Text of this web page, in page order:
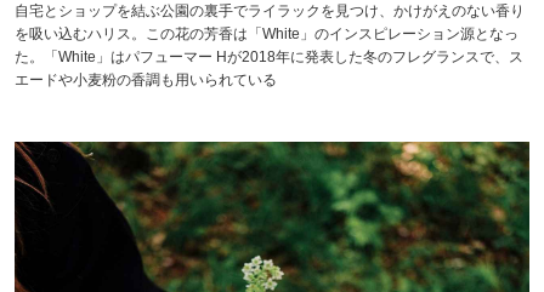
自宅とショップを結ぶ公園の裏手でライラックを見つけ、かけがえのない香り
を吸い込むハリス。この花の芳香は「White」のインスピレーション源となっ
た。「White」はパフューマー Hが2018年に発表した冬のフレグランスで、ス
エードや小麦粉の香調も用いられている